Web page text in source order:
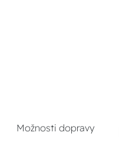
Možnosti dopravy